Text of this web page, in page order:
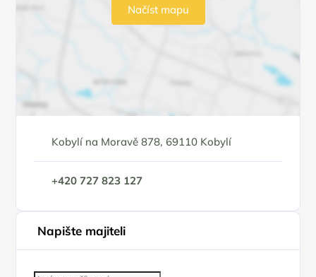
Načíst mapu
Kobylí na Moravě 878, 69110 Kobylí
+420 727 823 127
Napište majiteli